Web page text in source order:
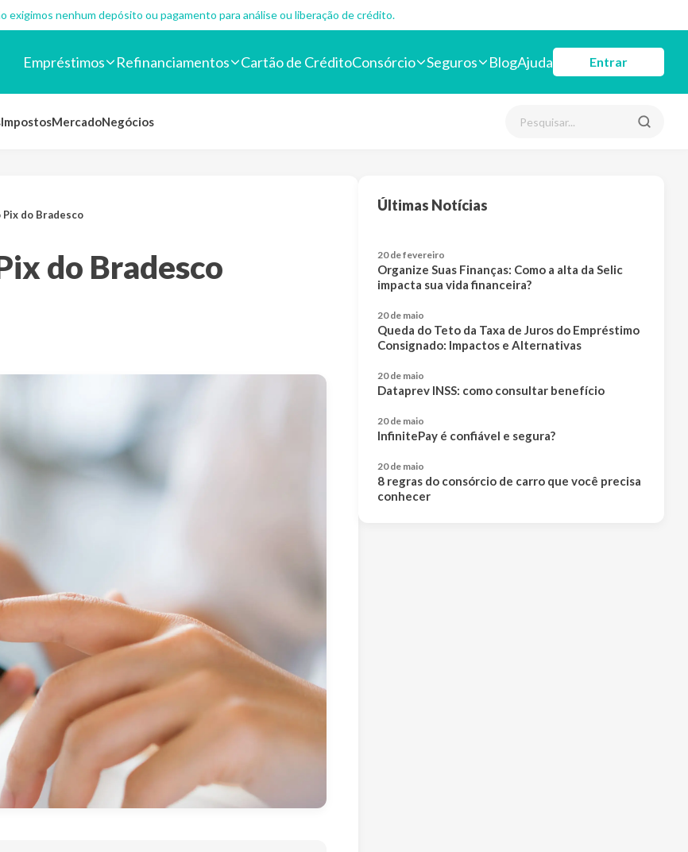
exigimos nenhum depósito ou pagamento para análise ou liberação de crédito.
Empréstimos Refinanciamentos Cartão de CréditoConsórcio Seguros BlogAjuda Entrar
ImpostosMercadoNegócios
do Bradesco
do Bradesco
Últimas Notícias
20 de fevereiro
Organize Suas Finanças: Como a alta da Selic
impacta sua vida financeira?
20 de maio
Queda do Teto da Taxa de Juros do Empréstimo
Consignado: Impactos e Alternativas
20 de maio
Dataprev INSS: como consultar benefício
20 de maio
InfinitePay é confiável e segura?
20 de maio
8 regras do consórcio de carro que você precisa
conhecer